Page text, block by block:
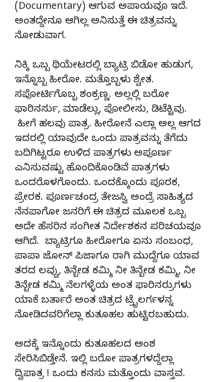
(Documentary) ಆಗುವ ಅಪಾಯವೂ ಇದೆ.
ಅಂತದ್ದೇನೂ ಆಗಿಲ್ಲ ಅನಿಸುತ್ತೆ ಈ ಚಿತ್ರವನ್ನು
ನೋಡುವಾಗ.
ನಿಕ್ಕಿ ಒಬ್ಬ ಥಿಯೇಟರಲ್ಲಿ ಬ್ಯಾಟ್ರಿ ಬಿಡೋ ಹುಡುಗ,
ಇನ್ನೊಬ್ಬ ಹೀರೋ. ಮತ್ತೊಬ್ಬಳು ಶ್ವೇತ.
ಸಪೋರ್ಟಿಗೊಬ್ಬ ಶಂಕ್ರಣ್ಣ. ಅಲ್ಲಲ್ಲಿ ಬರೋ
ಫಾರಿನರ್ಸು, ಮಾಡೆಲ್ಲು, ಪೋಲೀಸು, ಡಿಟೆಕ್ಟಿವು.
ಹೀಗೆ ಹಲವು ಪಾತ್ರ. ಹೀರೋನೆ ಎಲ್ಲಾ ಅಲ್ಲ ಆಗದ
ಇದರಲ್ಲಿ ಯಾವುದೇ ಒಂದು ಪಾತ್ರವನ್ನು ತೆಗೆದು
ಬದಿಗಿಟ್ಟರೂ ಉಳಿದ ಪಾತ್ರಗಳು ಅಪೂರ್ಣ
ಎನಿಸುವಷ್ಟು ಹೊಂದಿಕೊಂಡಿವೆ ಪಾತ್ರಗಳು
ಒಂದರೊಳಗೊಂದು. ಒಂದಕ್ಕೊಂದು ಪೂರಕ,
ಪ್ರೇರಕ. ಪೂರ್ಣಚಂದ್ರ ತೇಜಸ್ವಿ ಅಂದ್ರೆ ಸಾಹಿತ್ಯದ
ನೆನಪಾಗೋ ಜನರಿಗೆ ಈ ಚಿತ್ರದ ಮೂಲಕ ಒಬ್ಬ
ಅದೇ ಹೆಸರಿನ ಸಂಗೀತ ನಿರ್ದೇಶಕನ ಪರಿಚಯವೂ
ಆಗಿದೆ. ಬ್ಯಾಟ್ರಿಗೂ ಹೀರೋಗೂ ಏನು ಸಂಬಂಧ,
ಪಾಪಾ ಜೋನ್ ಪಿಜಾಗೂ ರಾಗಿ ಮುದ್ದೆಗೂ ಯಾವ
ತರದ ಲವ್ವು, ತಿನ್ಬೇಡ ಕಮ್ಮಿ ನೀ ತಿನ್ಬೇಡ ಕಮ್ಮಿ, ನೀ
ತಿನ್ಬೇಡ ಕಮ್ಮಿ ನೆಲಗಳ್ಳೆಯ ಅಂತ ಫಾರಿನರ್ರುಗಳು
ಯಾಕೆ ಬರ್ತಾರೆ ಅಂತ ಚಿತ್ರದ ಟ್ರೈಲರ್ಗಳನ್ನ
ನೋಡಿದವರಿಗೆಲ್ಲಾ ಕುತೂಹಲ ಹುಟ್ಟಿರಬಹುದು.
ಅದಕ್ಕೆ ಇನ್ನೊಂದು ಕುತೂಹಲದ ಅಂಶ
ಸೇರಿಸಿಬಿಡ್ತೇನೆ. ಇಲ್ಲಿ ಬರೋ ಪಾತ್ರಗಳದ್ದೆಲ್ಲಾ
ದ್ವಿಪಾತ್ರ ! ಒಂದು ಕನಸು ಮತ್ತೊಂದು ವಾಸ್ತವ.